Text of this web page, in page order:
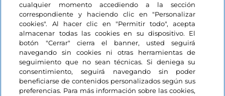
cualquier momento accediendo a la sección
correspondiente y haciendo clic en "Personalizar
cookies". Al hacer clic en "Permitir todo", acepta
almacenar todas las cookies en su dispositivo. El
botón "Cerrar" cierra el banner, usted seguirá
navegando sin cookies ni otras herramientas de
seguimiento que no sean técnicas. Si deniega su
consentimiento, seguirá navegando sin poder
beneficiarse de contenidos personalizados según sus
preferencias. Para más información sobre las cookies,